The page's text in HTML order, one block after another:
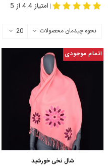
| امتیاز 4.4 از 5
نحوه چیدمان محصولات 20
اتمام موجودی
شال نخی خورشید